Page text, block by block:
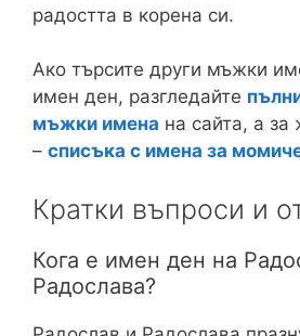
радостта в корена си.
Ако търсите други мъжки
имен ден, разгледайте
мъжки имена на сайта, а
– списъка с имена за
Кратки въпроси и
Кога е имен ден на
Радослава?